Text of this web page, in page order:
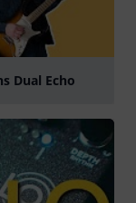
Dual Echo